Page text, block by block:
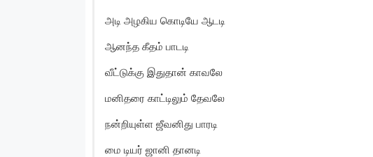
அடி அழகிய கொடியே ஆடடி
ஆனந்த கீதம் பாடடி
வீட்டுக்கு இதுதான் காவலே
மனிதரை காட்டிலும் தேவலே
நன்றியுள்ள ஜீவனிது பாரடி
மை டியர் ஜானி தானடி